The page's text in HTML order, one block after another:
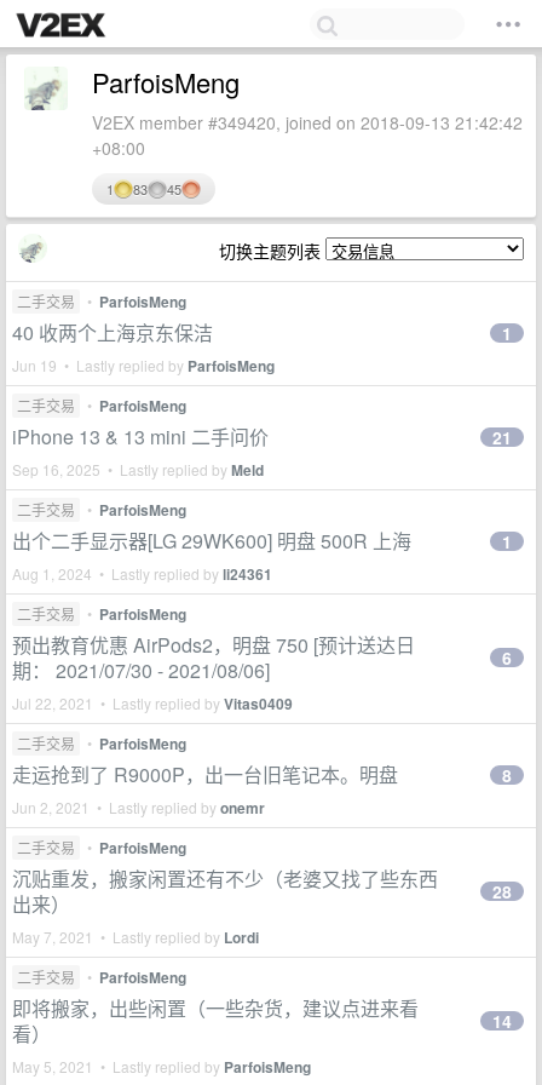
ParfoisMeng
V2EX member #349420, joined on 2018-09-13 21:42:42
+08:00
1 83 45
切换主题列表
二手交易 • ParfoisMeng
40 收两个上海京东保洁
Jun 19 • Lastly replied by ParfoisMeng
1
二手交易 • ParfoisMeng
iPhone 13 & 13 mini 二手问价
Sep 16, 2025 • Lastly replied byMeld
21
二手交易 • ParfoisMeng
出个二手显示器[LG 29WK600] 明盘 500R 上海
Aug 1, 2024 • Lastly replied byli24361
1
二手交易 • ParfoisMeng
预出教育优惠 AirPods2，明盘 750 [预计送达日
期： 2021/07/30 - 2021/08/06]
Jul 22, 2021 • Lastly replied byVitas0409
6
二手交易 • ParfoisMeng
走运抢到了 R9000P，出一台旧笔记本。明盘
Jun 2, 2021 • Lastly replied byonemr
8
二手交易 • ParfoisMeng
沉贴重发，搬家闲置还有不少（老婆又找了些东西
出来）
May 7, 2021 • Lastly replied by Lordi
28
二手交易 • ParfoisMeng
即将搬家，出些闲置（一些杂货，建议点进来看
看）
May 5, 2021 • Lastly replied by ParfoisMeng
14